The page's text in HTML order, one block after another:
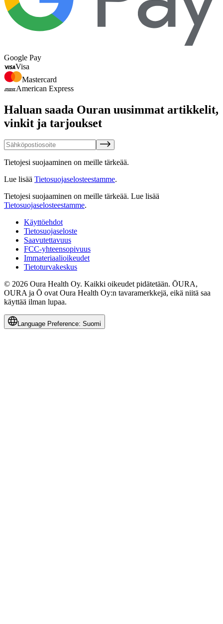
Google Pay
Visa
Mastercard
American Express
Haluan saada Ouran uusimmat artikkelit,
vinkit ja tarjoukset
Tietojesi suojaaminen on meille tärkeää.
Lue lisää Tietosuojaselosteestamme.
Tietojesi suojaaminen on meille tärkeää. Lue lisää
Tietosuojaselosteestamme.
Käyttöehdot
Tietosuojaseloste
Saavutettavuus
FCC-yhteensopivuus
Immateriaalioikeudet
Tietoturvakeskus
© 2026 Oura Health Oy. Kaikki oikeudet pidätetään. ŌURA,
OURA ja Ō ovat Oura Health Oy:n tavaramerkkejä, eikä niitä saa
käyttää ilman lupaa.
Language Preference: Suomi